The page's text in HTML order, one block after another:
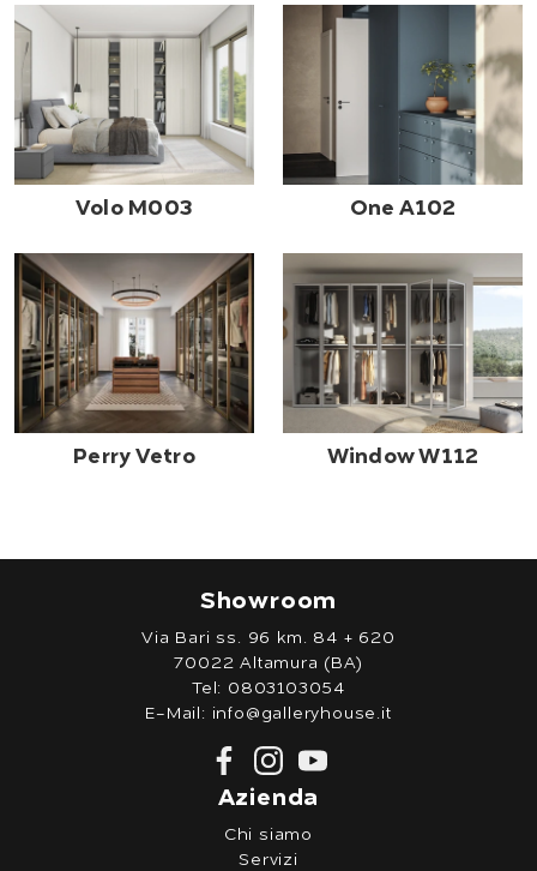
Volo M003 One A102
Perry Vetro Window W112
Showroom
Via Bari ss. 96 km. 84 + 620
70022 Altamura (BA)
Tel: 0803103054
E-Mail: info@galleryhouse.it
Azienda
Chi siamo
Servizi